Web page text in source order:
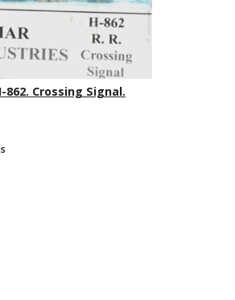
Crossing Signal.